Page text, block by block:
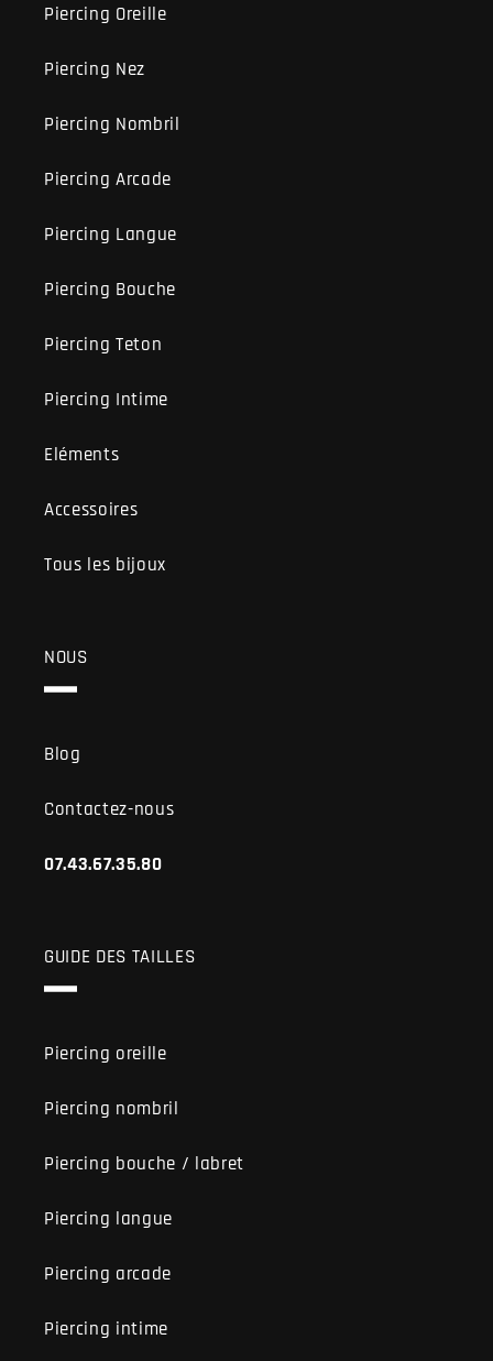
Piercing Oreille
Piercing Nez
Piercing Nombril
Piercing Arcade
Piercing Langue
Piercing Bouche
Piercing Teton
Piercing Intime
Eléments
Accessoires
Tous les bijoux
NOUS
Blog
Contactez-nous
07.43.67.35.80
GUIDE DES TAILLES
Piercing oreille
Piercing nombril
Piercing bouche / labret
Piercing langue
Piercing arcade
Piercing intime